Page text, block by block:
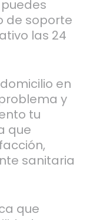
de soporte
las 24
en
y
tu
que
sanitaria
que